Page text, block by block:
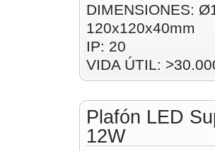
DIMENSIONES:
120x120x40mm
IP: 20
VIDA ÚTIL:
Plafón LED
12W